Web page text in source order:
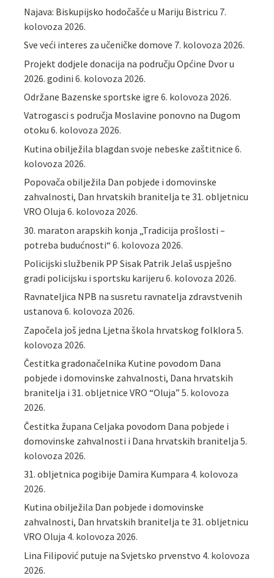
Najava: Biskupijsko hodočašće u Mariju Bistricu 7.
kolovoza 2026.
Sve veći interes za učeničke domove 7. kolovoza 2026.
Projekt dodjele donacija na području Općine Dvor u
2026. godini 6. kolovoza 2026.
Održane Bazenske sportske igre 6. kolovoza 2026.
Vatrogasci s područja Moslavine ponovno na Dugom
otoku 6. kolovoza 2026.
Kutina obilježila blagdan svoje nebeske zaštitnice 6.
kolovoza 2026.
Popovača obilježila Dan pobjede i domovinske
zahvalnosti, Dan hrvatskih branitelja te 31. obljetnicu
VRO Oluja 6. kolovoza 2026.
30. maraton arapskih konja „Tradicija prošlosti –
potreba budućnosti“ 6. kolovoza 2026.
Policijski službenik PP Sisak Patrik Jelaš uspješno
gradi policijsku i sportsku karijeru 6. kolovoza 2026.
Ravnateljica NPB na susretu ravnatelja zdravstvenih
ustanova 6. kolovoza 2026.
Započela još jedna Ljetna škola hrvatskog folklora 5.
kolovoza 2026.
Čestitka gradonačelnika Kutine povodom Dana
pobjede i domovinske zahvalnosti, Dana hrvatskih
branitelja i 31. obljetnice VRO “Oluja” 5. kolovoza
2026.
Čestitka župana Celjaka povodom Dana pobjede i
domovinske zahvalnosti i Dana hrvatskih branitelja 5.
kolovoza 2026.
31. obljetnica pogibije Damira Kumpara 4. kolovoza
2026.
Kutina obilježila Dan pobjede i domovinske
zahvalnosti, Dan hrvatskih branitelja te 31. obljetnicu
VRO Oluja 4. kolovoza 2026.
Lina Filipović putuje na Svjetsko prvenstvo 4. kolovoza
2026.